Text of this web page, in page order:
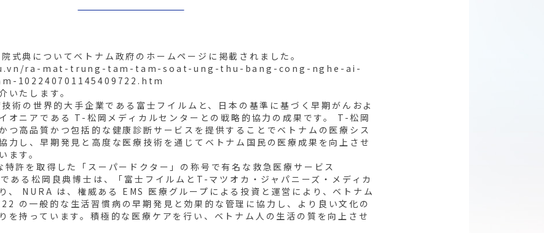
式典についてベトナム政府のホームページに掲載されました。
ra-mat-trung-tam-tam-soat-ung-thu-bang-cong-nghe-ai-
102240701145409722.htm
いたします。
術の世界的大手企業である富士フイルムと、日本の基準に基づく早期がんおよ
オニアである T-松岡メディカルセンターとの戦略的協力の成果です。 T-松岡
つ高品質かつ包括的な健康診断サービスを提供することでベトナムの医療シス
力し、早期発見と高度な医療技術を通じてベトナム国民の医療成果を向上させ
ます。
許を取得した「スーパードクター」の称号で有名な救急医療サービス
ある松岡良典博士は、「富士フイルムとT-マツオカ・ジャパニーズ・メディカ
、 NURA は、権威ある EMS 医療グループによる投資と運営により、ベトナム
の一般的な生活習慣病の早期発見と効果的な管理に協力し、より良い文化の
を持っています。積極的な医療ケアを行い、ベトナム人の生活の質を向上させ